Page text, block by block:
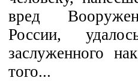
вред
России,
заслуженного
того...